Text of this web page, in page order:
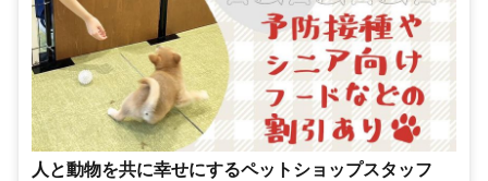
人と動物を共に幸せにするペットショップスタッフ